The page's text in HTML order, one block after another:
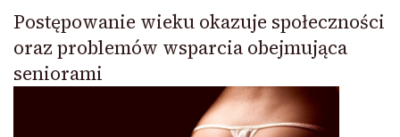
Postępowanie wieku okazuje społeczności
oraz problemów wsparcia obejmująca
seniorami